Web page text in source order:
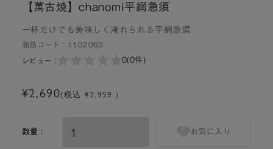
【萬古焼】chanomi平網急須
一杯だけでも美味しく淹れられる平網急須
商品コード： 1102083
レビュー : 0(0件)
¥2,690(税込 ¥2,959 )
数量 : お気に入り